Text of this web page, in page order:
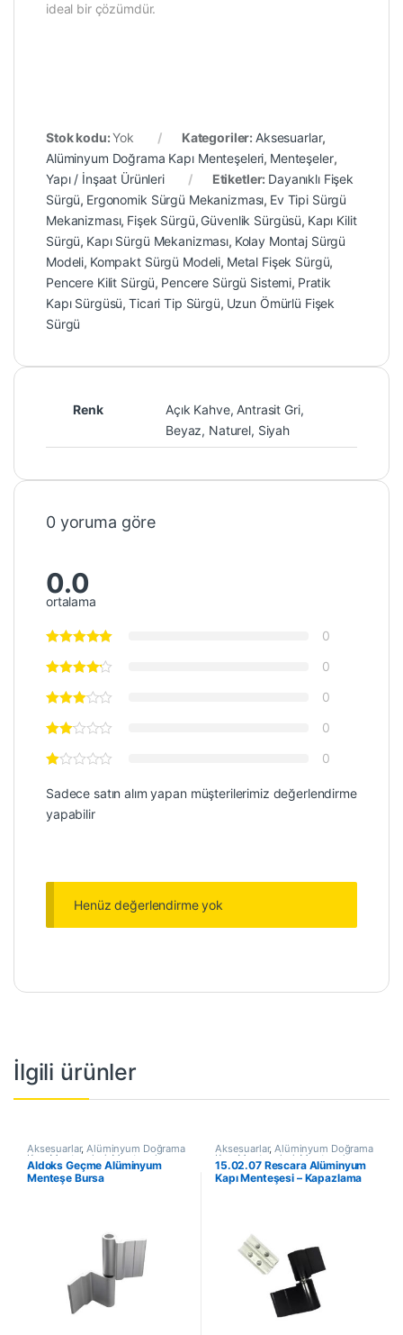
ideal bir çözümdür.
Stok kodu:Yok Kategoriler: Aksesuarlar,
Alüminyum Doğrama Kapı Menteşeleri, Menteşeler,
Yapı / İnşaat Ürünleri
Etiketler: Dayanıklı Fişek
Sürgü, Ergonomik Sürgü Mekanizması, Ev Tipi Sürgü
Mekanizması, Fişek Sürgü, Güvenlik Sürgüsü, Kapı Kilit
Sürgü, Kapı Sürgü Mekanizması, Kolay Montaj Sürgü
Modeli, Kompakt Sürgü Modeli, Metal Fişek Sürgü,
Pencere Kilit Sürgü, Pencere Sürgü Sistemi, Pratik
Kapı Sürgüsü,Ticari Tip Sürgü, Uzun Ömürlü Fişek
Sürgü
Renk
Açık Kahve, Antrasit Gri,
Beyaz, Naturel, Siyah
0 yoruma göre
0.0
ortalama
0
0
0
0
0
Sadece satın alım yapan müşterilerimiz değerlendirme
yapabilir
Henüz değerlendirme yok
İlgili ürünler
Aksesuarlar,Alüminyum Doğrama
Kapı Menteşeleri, Menteşeler
Yapı / İnşaat Ürünleri
Aldoks Geçme Alüminyum
Menteşe Bursa
Aksesuarlar,Alüminyum Doğrama
Kapı Menteşeleri Menteşeler
Yapı / İnşaat Ürünleri
15.02.07 Rescara Alüminyum
Kapı Menteşesi – Kapazlama